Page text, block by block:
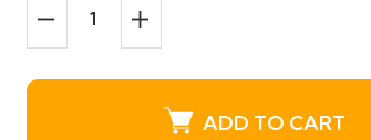
ADD TO CART